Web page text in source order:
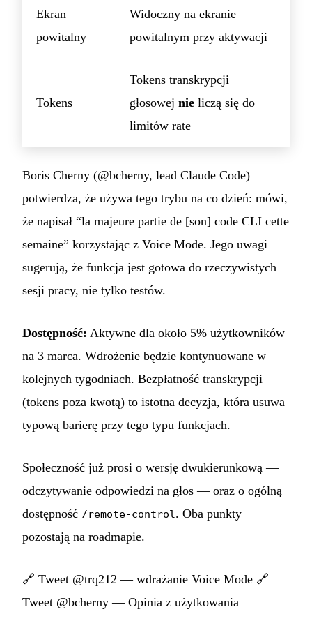
Ekran
powitalny
Widoczny na ekranie
powitalnym przy aktywacji
Tokens
Tokens transkrypcji
głosowej nie liczą się do
limitów rate
Boris Cherny (@bcherny, lead Claude Code)
potwierdza, że używa tego trybu na co dzień: mówi,
że napisał “la majeure partie de [son] code CLI cette
semaine” korzystając z Voice Mode. Jego uwagi
sugerują, że funkcja jest gotowa do rzeczywistych
sesji pracy, nie tylko testów.
Dostępność: Aktywne dla około 5% użytkowników
na 3 marca. Wdrożenie będzie kontynuowane w
kolejnych tygodniach. Bezpłatność transkrypcji
(tokens poza kwotą) to istotna decyzja, która usuwa
typową barierę przy tego typu funkcjach.
Społeczność już prosi o wersję dwukierunkową —
odczytywanie odpowiedzi na głos — oraz o ogólną
dostępność /remote-control. Oba punkty
pozostają na roadmapie.
🔗 Tweet @trq212 — wdrażanie Voice Mode 🔗
Tweet @bcherny — Opinia z użytkowania